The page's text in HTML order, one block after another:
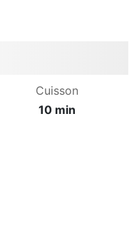
Cuisson
10 min